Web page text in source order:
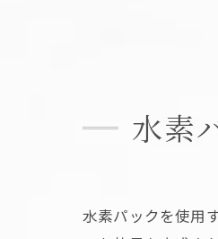
水素
水素パックを使用